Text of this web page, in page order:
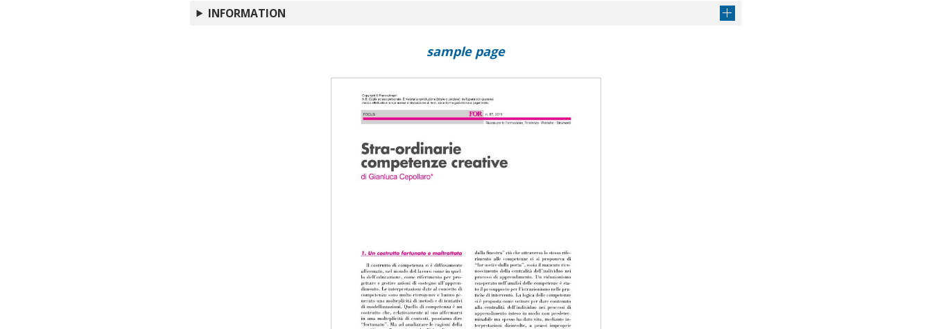
I edizione AIFORLIFE Get article
Per approfondire il dialogo con gli autori
INFORMATION
sample page